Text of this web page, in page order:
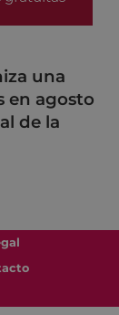
una
en agosto
de la